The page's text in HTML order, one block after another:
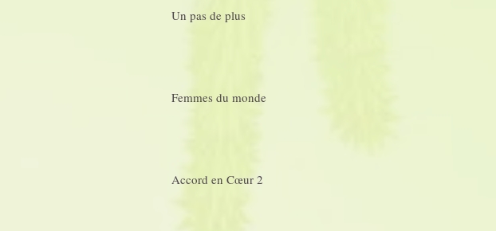
Un pas de plus
Femmes du monde
Accord en Cœur 2